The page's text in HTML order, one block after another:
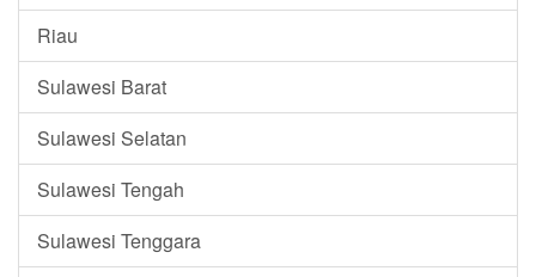
Riau
Sulawesi Barat
Sulawesi Selatan
Sulawesi Tengah
Sulawesi Tenggara